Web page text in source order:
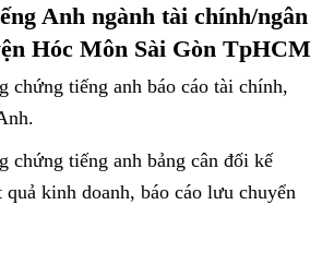
Anh ngành tài chính/ngân
Hóc Môn Sài Gòn TpHCM
chứng tiếng anh báo cáo tài chính,
chứng tiếng anh bảng cân đối kế
quả kinh doanh, báo cáo lưu chuyển